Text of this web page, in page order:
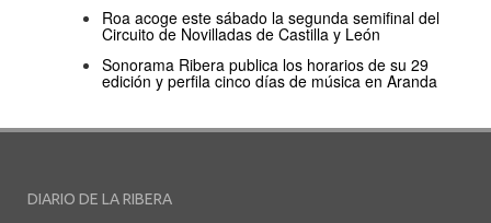
Roa acoge este sábado la segunda semifinal del
Circuito de Novilladas de Castilla y León
Sonorama Ribera publica los horarios de su 29
edición y perfila cinco días de música en Aranda
DIARIO DE LA RIBERA